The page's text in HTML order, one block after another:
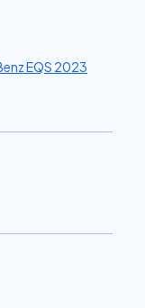
EQS 2023